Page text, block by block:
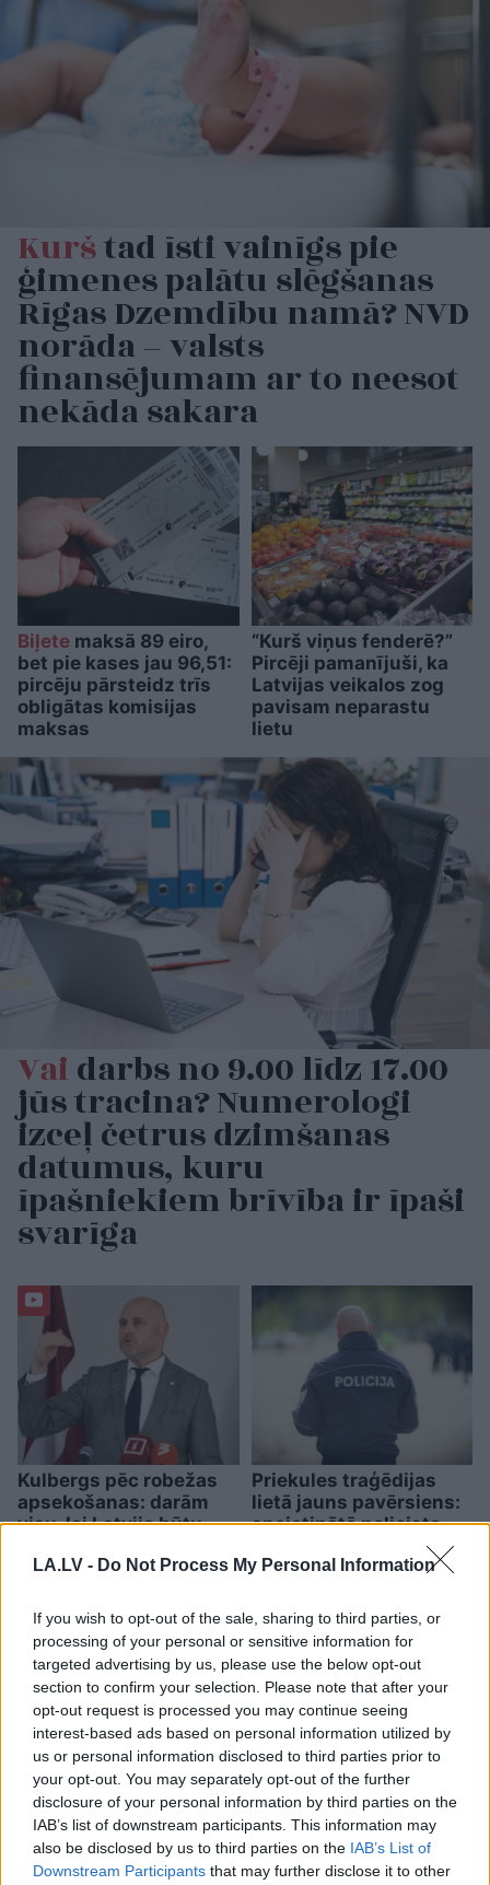
LA.LV - Do Not Process My Personal Information
If you wish to opt-out of the sale, sharing to third parties, or
processing of your personal or sensitive information for
targeted advertising by us, please use the below opt-out
section to confirm your selection. Please note that after your
opt-out request is processed you may continue seeing
interest-based ads based on personal information utilized by
us or personal information disclosed to third parties prior to
your opt-out. You may separately opt-out of the further
disclosure of your personal information by third parties on the
IAB’s list of downstream participants. This information may
also be disclosed by us to third parties on the IAB’s List of
Downstream Participants that may further disclose it to other
Kurštad īsti vainīgs pie
ģimenes palātu slēgšanas
Rīgas Dzemdību namā? NVD
norāda – valsts
finansējumam ar to neesot
nekāda sakara
Biļete maksā 89 eiro,
bet pie kases jau 96,51:
pircēju pārsteidz trīs
obligātas komisijas
maksas
“Kurš viņus fenderē?”
Pircēji pamanījuši, ka
Latvijas veikalos zog
pavisam neparastu
lietu
Vaidarbs no 9.00 līdz 17.00
jūs tracina? Numerologi
izceļ četrus dzimšanas
datumus, kuru
īpašniekiem brīvība ir īpaši
svarīga
Kulbergs pēc robežas
apsekošanas: darām
visu, lai Latvija būtu
scenārijam
Priekules traģēdijas
lietā jauns pavērsiens:
apcietinātā policista
aizstāvis vērsies tiesā